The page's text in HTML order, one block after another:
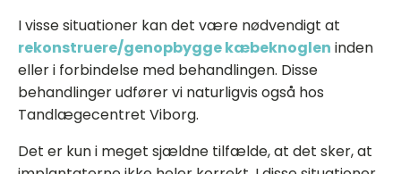
I visse situationer kan det være nødvendigt at
rekonstruere/genopbygge kæbeknoglen inden
eller i forbindelse med behandlingen. Disse
behandlinger udfører vi naturligvis også hos
Tandlægecentret Viborg.
Det er kun i meget sjældne tilfælde, at det sker, at